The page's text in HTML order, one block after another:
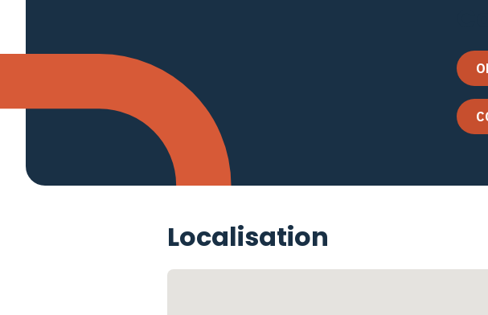
Localisation